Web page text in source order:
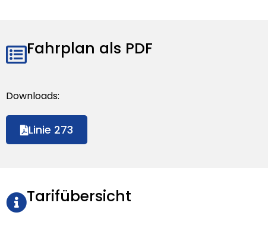
Fahrplan als PDF
Downloads:
Linie 273
Tarifübersicht